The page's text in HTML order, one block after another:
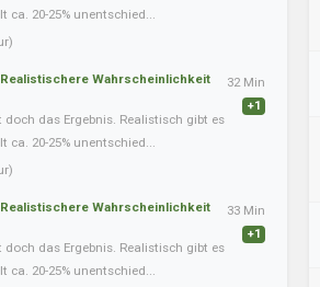
ca. 20-25% unentschied...
Wahrscheinlichkeit
das Ergebnis. Realistisch gibt es
ca. 20-25% unentschied...
32 Min
+1
Wahrscheinlichkeit
das Ergebnis. Realistisch gibt es
ca. 20-25% unentschied...
33 Min
+1